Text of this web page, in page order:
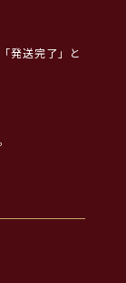
発送完了」と